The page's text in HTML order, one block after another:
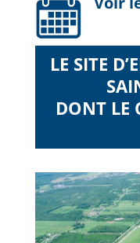
LE SITE
DONT LE